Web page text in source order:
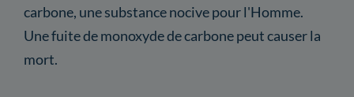
carbone, une substance nocive pour l'Homme.
Une fuite de monoxyde de carbone peut causer la
mort.